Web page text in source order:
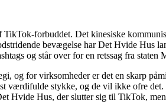
forbuddet. Det kinesiske
bevægelse har Det Hvide Hus
og står over for en retssag fra
og for virksomheder er det en skarp
værdifulde stykke, og de vil ikke ofre
Hvide Hus, der slutter sig til TikTok,